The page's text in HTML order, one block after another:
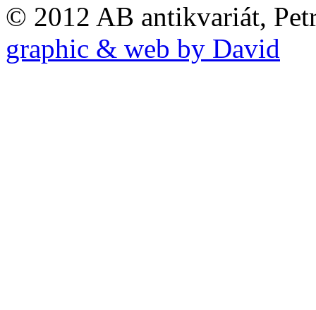
© 2012 AB antikvariát,
graphic & web by David